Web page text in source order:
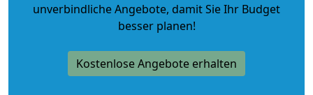
unverbindliche Angebote, damit Sie Ihr Budget
besser planen!
Kostenlose Angebote erhalten